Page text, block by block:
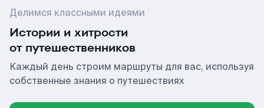
Делимся классными идеями
Истории и хитрости
от путешественников
Каждый день строим маршруты для вас, используя
собственные знания о путешествиях